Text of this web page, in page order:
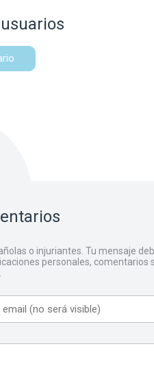
o injuriantes. Tu mensaje
personales, comentarios